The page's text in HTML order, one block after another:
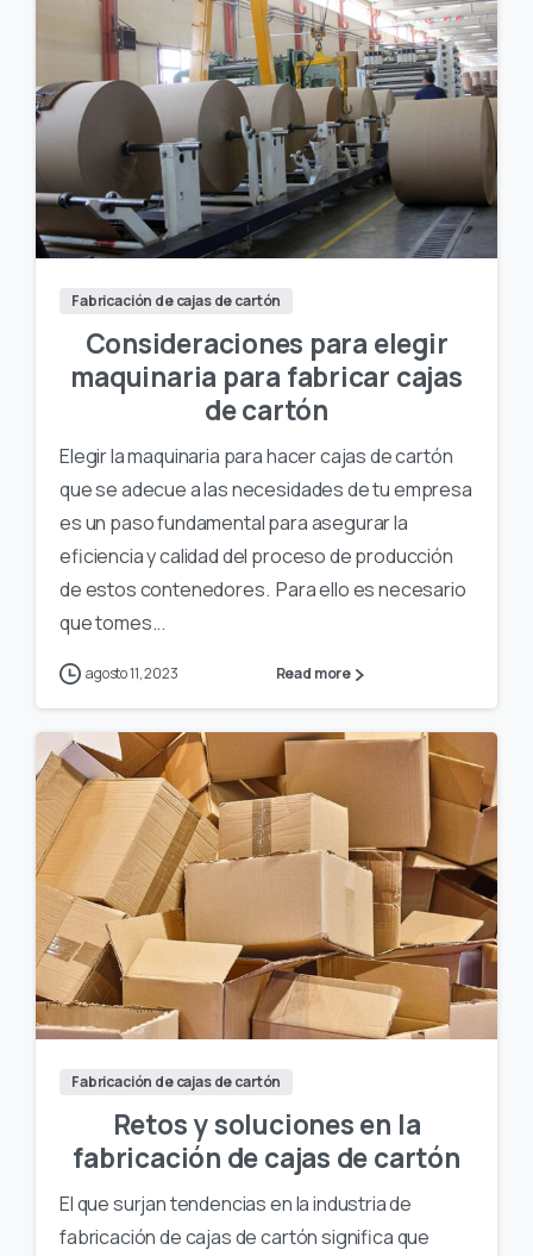
Fabricación de cajas de cartón
Consideraciones para elegir
maquinaria para fabricar cajas
de cartón
Elegir la maquinaria para hacer cajas de cartón
que se adecue a las necesidades de tu empresa
es un paso fundamental para asegurar la
eficiencia y calidad del proceso de producción
de estos contenedores. Para ello es necesario
que tomes...
agosto 11, 2023 Read more
Fabricación de cajas de cartón
Retos y soluciones en la
fabricación de cajas de cartón
El que surjan tendencias en la industria de
fabricación de cajas de cartón significa que